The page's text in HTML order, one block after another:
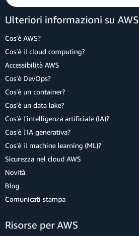
Ulteriori informazioni su AWS
Cos'è AWS?
Cos'è il cloud computing?
Accessibilità AWS
Cos'è DevOps?
Cos'è un container?
Cos'è un data lake?
Cos'è l'intelligenza artificiale (IA)?
Cos'è l'IA generativa?
Cos'è il machine learning (ML)?
Sicurezza nel cloud AWS
Novità
Blog
Comunicati stampa
Risorse per AWS